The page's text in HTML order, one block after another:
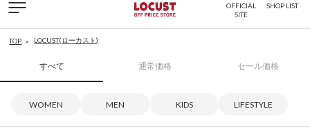
OFFICIAL
SITE
SHOP LIST
TOP LOCUST(ローカスト)
すべて 通常価格 セール価格
WOMEN MEN KIDS LIFESTYLE